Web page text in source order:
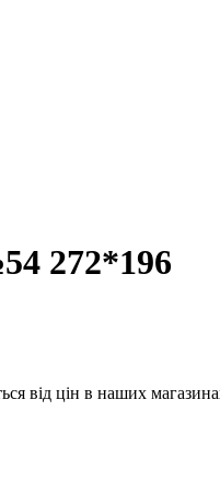
272*196
від цін в наших